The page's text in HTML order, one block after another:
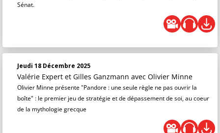
Sénat.
Jeudi 18 Décembre 2025
Valérie Expert et Gilles Ganzmann avec Olivier Minne
Olivier Minne présente "Pandore : une seule règle ne pas ouvrir la
boîte" : le premier jeu de stratégie et de dépassement de soi, au coeur
de la mythologie grecque